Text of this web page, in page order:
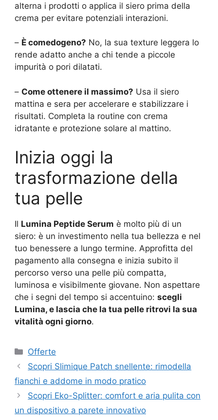
alterna i prodotti o applica il siero prima della
crema per evitare potenziali interazioni.
– È comedogeno? No, la sua texture leggera lo
rende adatto anche a chi tende a piccole
impurità o pori dilatati.
– Come ottenere il massimo? Usa il siero
mattina e sera per accelerare e stabilizzare i
risultati. Completa la routine con crema
idratante e protezione solare al mattino.
Inizia oggi la
trasformazione della
tua pelle
Il Lumina Peptide Serum è molto più di un
siero: è un investimento nella tua bellezza e nel
tuo benessere a lungo termine. Approfitta del
pagamento alla consegna e inizia subito il
percorso verso una pelle più compatta,
luminosa e visibilmente giovane. Non aspettare
che i segni del tempo si accentuino: scegli
Lumina, e lascia che la tua pelle ritrovi la sua
vitalità ogni giorno.
Categorie
Offerte
Scopri Slimique Patch snellente: rimodella
fianchi e addome in modo pratico
Scopri Eko-Splitter: comfort e aria pulita con
un dispositivo a parete innovativo